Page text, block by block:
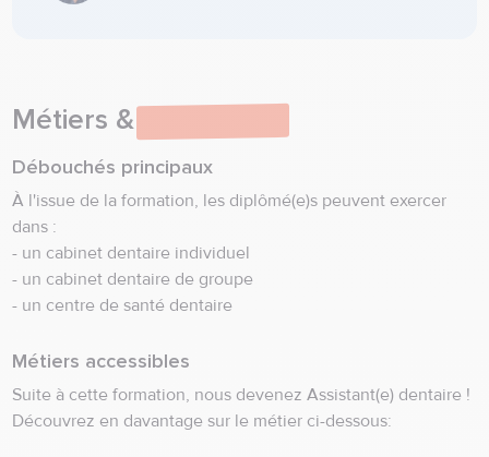
Métiers &
Débouchés principaux
À l'issue de la formation, les diplômé(e)s peuvent exercer
dans :
- un cabinet dentaire individuel
- un cabinet dentaire de groupe
- un centre de santé dentaire
Métiers accessibles
Suite à cette formation, nous devenez Assistant(e) dentaire !
Découvrez en davantage sur le métier ci-dessous: